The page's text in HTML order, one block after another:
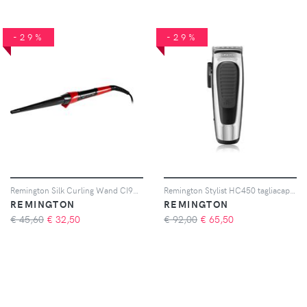
-29%
REMINGTON
€ 45,60 € 32,50
-29%
REMINGTON
€ 92,00 € 65,50